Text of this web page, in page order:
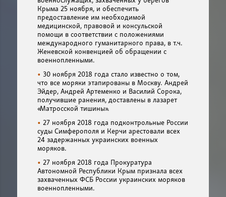
Крыма 25 ноября, и обеспечить
предоставление им необходимой
медицинской, правовой и консульской
помощи в соответствии с положениями
международного гуманитарного права, в т.ч.
Женевской конвенцией об обращении с
военнопленными.
30 ноября 2018 года стало известно о том,
что все моряки этапированы в Москву. Андрей
Эйдер, Андрей Артеменко и Василий Сорока,
получившие ранения, доставлены в лазарет
«Матросской тишины».
27 ноября 2018 года подконтрольные России
суды Симферополя и Керчи арестовали всех
24 задержанных украинских военных
моряков.
27 ноября 2018 года Прокуратура
Автономной Республики Крым признала всех
захваченных ФСБ России украинских моряков
военнопленными.